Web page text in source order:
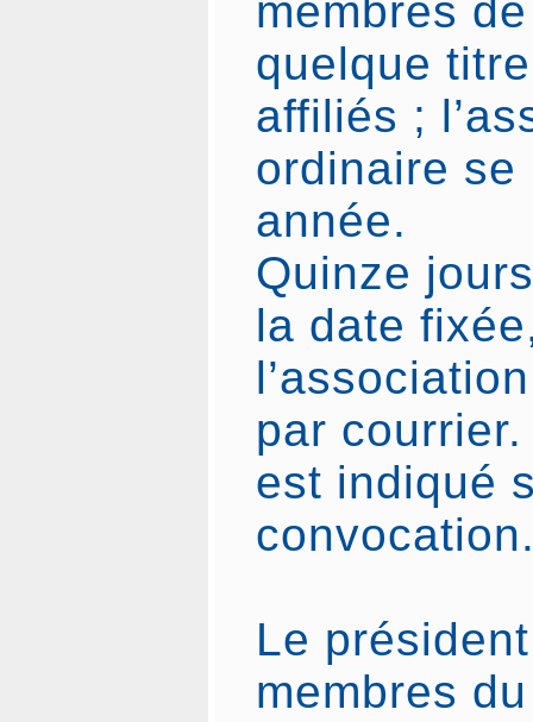
membres
quelque
affiliés ;
ordinaire se
année.
Quinze
la date
par courrier.
est indiqué
Le
membres